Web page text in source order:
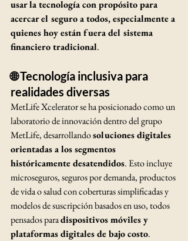
usar la tecnología con propósito para
acercar el seguro a todos, especialmente a
quienes hoy están fuera del sistema
financiero tradicional.
🌐 Tecnología inclusiva para
realidades diversas
MetLife Xcelerator se ha posicionado como un
laboratorio de innovación dentro del grupo
MetLife, desarrollando soluciones digitales
orientadas a los segmentos
históricamente desatendidos. Esto incluye
microseguros, seguros por demanda, productos
de vida o salud con coberturas simplificadas y
modelos de suscripción basados en uso, todos
pensados para dispositivos móviles y
plataformas digitales de bajo costo.